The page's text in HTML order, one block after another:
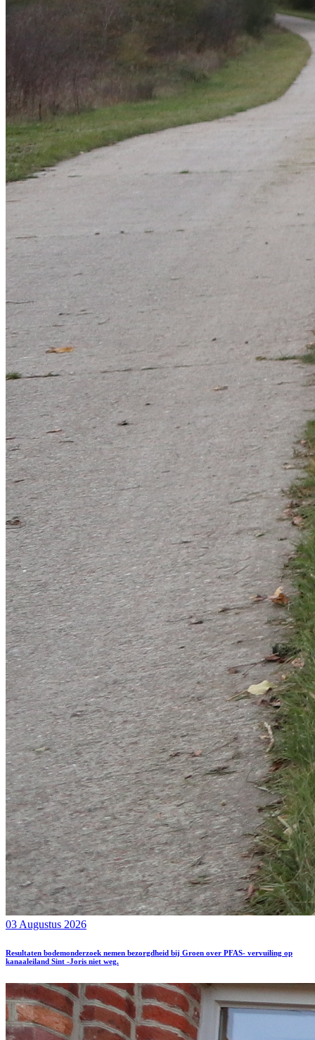
03 Augustus 2026
Resultaten bodemonderzoek nemen bezorgdheid bij Groen over PFAS- vervuiling op
kanaaleiland Sint -Joris niet weg.